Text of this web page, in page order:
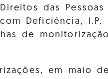
Direitos das Pessoas
com Deficiência, I.P.
de
em maio